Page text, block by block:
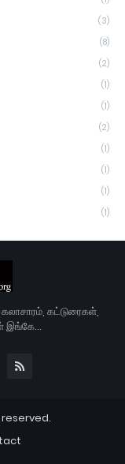
(3)
(8)
(2)
(1)
(1)
(2)
(1)
(1)
(1)
(1)
கட்டுரைகள்,
இங்கே...